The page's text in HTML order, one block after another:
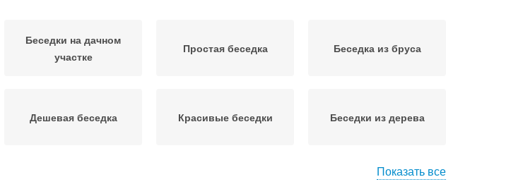
Беседки на дачном
участке
Простая беседка Беседка из бруса
Дешевая беседка Красивые беседки Беседки из дерева
Показать все